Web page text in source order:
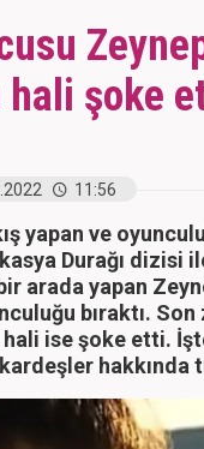
şoke
11:56
yapan ve
Durağı dizisi
arada yapan
bıraktı.
ise şoke etti.
hakkında